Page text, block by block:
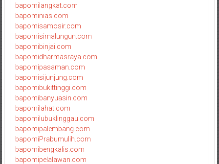
bapomilangkat.com
bapominias.com
bapomisamosir.com
bapomisimalungun.com
bapomibinjai.com
bapomidharmasraya.com
bapomipasaman.com
bapomisijunjung.com
bapomibukittinggi.com
bapomibanyuasin.com
bapomilahat.com
bapomilubuklinggau.com
bapomipalembang.com
bapomiPrabumulih.com
bapomibengkalis.com
bapomipelalawan.com